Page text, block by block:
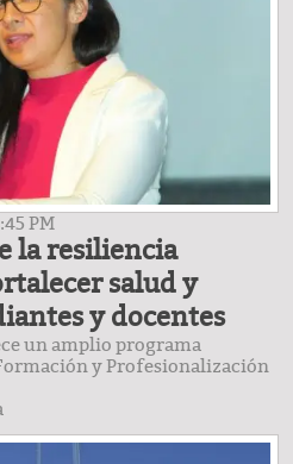
PM
la resiliencia
salud y
y docentes
un amplio programa
y Profesionalización